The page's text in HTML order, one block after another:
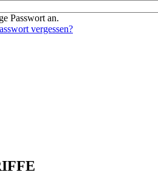
Passwort an.
vergessen?